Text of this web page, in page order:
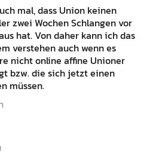
mal, dass Union keinen
zwei Wochen Schlangen vor
hat. Von daher kann ich das
verstehen auch wenn es
nicht online affine Unioner
bzw. die sich jetzt einen
müssen.